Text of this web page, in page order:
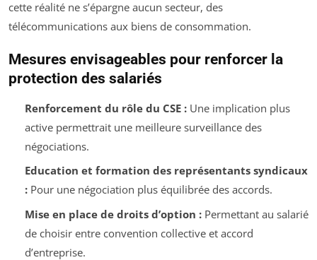
cette réalité ne s’épargne aucun secteur, des
télécommunications aux biens de consommation.
Mesures envisageables pour renforcer la
protection des salariés
Renforcement du rôle du CSE :Une implication plus
active permettrait une meilleure surveillance des
négociations.
Education et formation des représentants syndicaux
:Pour une négociation plus équilibrée des accords.
Mise en place de droits d’option :Permettant au salarié
de choisir entre convention collective et accord
d’entreprise.